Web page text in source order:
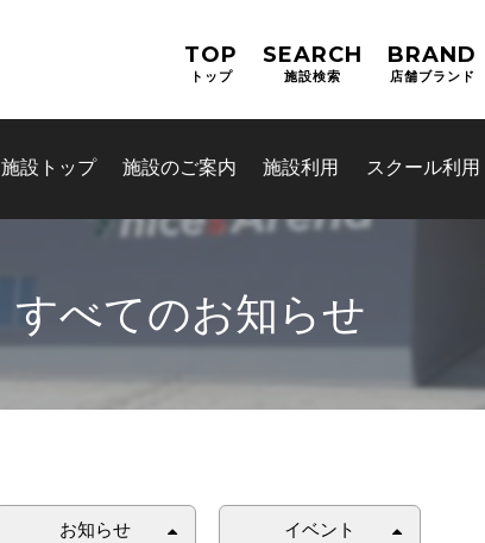
TOP
トップ
SEARCH
施設検索
BRAND
店舗ブランド
施設トップ 施設のご案内 施設利用 スクール利用
由利本荘市公共施設予約システム
すべてのお知らせ
お知らせ イベント